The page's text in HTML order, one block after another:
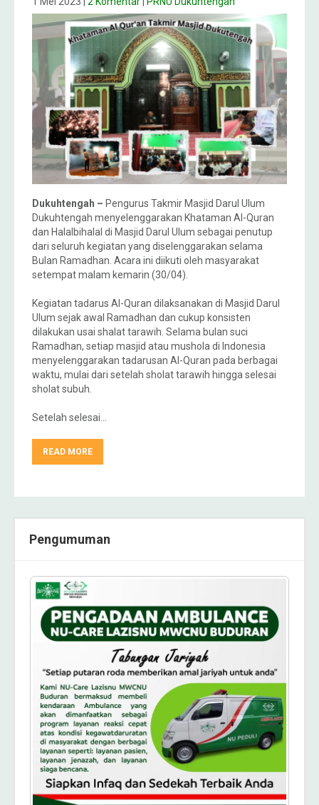
Dukuhtengah – Pengurus Takmir Masjid Darul Ulum
Dukuhtengah menyelenggarakan Khataman Al-Quran
dan Halalbihalal di Masjid Darul Ulum sebagai penutup
dari seluruh kegiatan yang diselenggarakan selama
Bulan Ramadhan. Acara ini diikuti oleh masyarakat
setempat malam kemarin (30/04).
Kegiatan tadarus Al-Quran dilaksanakan di Masjid Darul
Ulum sejak awal Ramadhan dan cukup konsisten
dilakukan usai shalat tarawih. Selama bulan suci
Ramadhan, setiap masjid atau mushola di Indonesia
menyelenggarakan tadarusan Al-Quran pada berbagai
waktu, mulai dari setelah sholat tarawih hingga selesai
sholat subuh.
Setelah selesai…
READ MORE
Pengumuman